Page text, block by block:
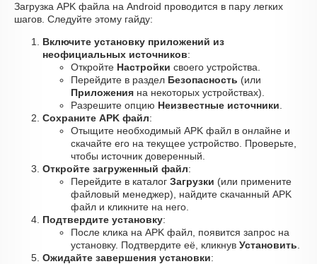
Загрузка APK файла на Android проводится в пару легких
шагов. Следуйте этому гайду:
Включите установку приложений из
неофициальных источников:
Откройте Настройки своего устройства.
Перейдите в раздел Безопасность (или
Приложения на некоторых устройствах).
Разрешите опцию Неизвестные источники
Сохраните APK файл:
Отыщите необходимый APK файл в онлайне и
скачайте его на текущее устройство. Проверьте,
чтобы источник доверенный.
Откройте загруженный файл:
Перейдите в каталог Загрузки (или примените
файловый менеджер), найдите скачанный APK
файл и кликните на него.
Подтвердите установку:
После клика на APK файл, появится запрос на
установку. Подтвердите её, кликнув Установить
Ожидайте завершения установки: